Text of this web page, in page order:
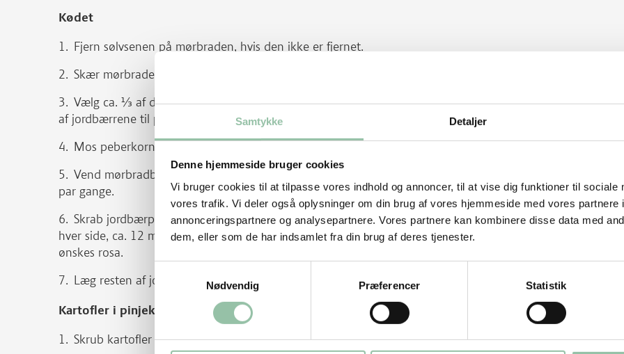
Samtykke Detaljer
Denne hjemmeside bruger cookies
Vi bruger cookies til at tilpasse vores indhold og annoncer, til at vise dig funktioner til sociale
vores trafik. Vi deler også oplysninger om din brug af vores hjemmeside med vores partnere
annonceringspartnere og analysepartnere. Vores partnere kan kombinere disse data med
dem, eller som de har indsamlet fra din brug af deres tjenester.
Nødvendig
Præferencer Statistik
Kødet
Fjern sølvsenen på mørbraden, hvis den ikke er fjernet.
Skær mørbraden ud i 8-10 lige store skiver - 2½ til 3 cm tykke og drys dem med salt.
Vælg ca. ⅓ af de mindre fine jordbær, nip dem og mos dem med en gaffel. Gem resten
af jordbærrene til pynt.
Mos peberkornene til en pasta og bland dem i jordbærpuréen.
Vend mørbradbøfferne i puréen og stil dem i køleskab i ½-12 timer. Vend evt. kødet et
par gange.
Skrab jordbærpuréen omhyggeligt af kødet og grill mørbradbøfferne ca. 6 minutter på
hver side, ca. 12 minutter i alt til kødet er netop gennemstegt - lidt kortere tid, hvis kødet
ønskes rosa.
Læg resten af jordbærrene på kødet som pynt.
Kartofler i pinjekernepesto
Skrub kartofler og kog dem møre.